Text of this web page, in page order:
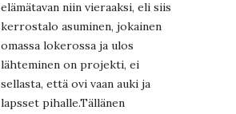
elämätavan niin vieraaksi, eli siis
kerrostalo asuminen, jokainen
omassa lokerossa ja ulos
lähteminen on projekti, ei
sellasta, että ovi vaan auki ja
lapsset pihalle.Tällänen